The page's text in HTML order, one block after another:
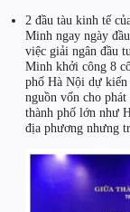
2 đầu tàu kinh tế
Minh ngay ngày
việc giải ngân đầu
Minh khởi công 8
phố Hà Nội dự
nguồn vốn cho
thành phố lớn như
địa phương nhưng